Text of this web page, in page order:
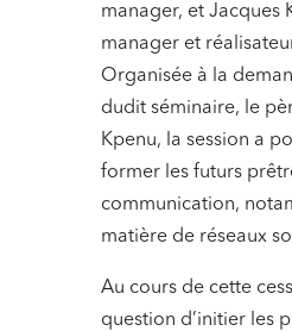
manager, et Jacques
manager et
Organisée à la
dudit séminaire, le
Kpenu, la session a
former les futurs
communication,
matière de réseaux
Au cours de cette
question d’initier les